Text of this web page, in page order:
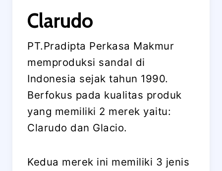
Clarudo
PT.Pradipta Perkasa Makmur
memproduksi sandal di
Indonesia sejak tahun 1990.
Berfokus pada kualitas produk
yang memiliki 2 merek yaitu:
Clarudo dan Glacio.
Kedua merek ini memiliki 3 jenis